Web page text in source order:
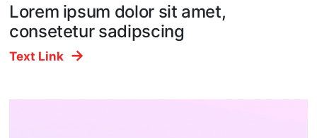
Lorem ipsum dolor sit amet,
consetetur sadipscing
Text Link